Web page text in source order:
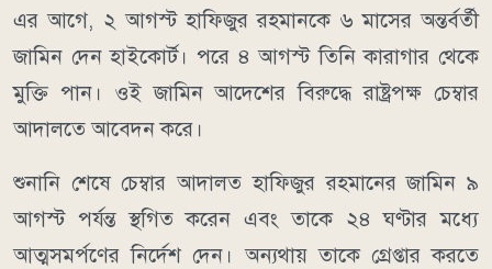
এর আগে, ২ আগস্ট হাফিজুর রহমানকে ৬ মাসের অন্তর্বর্তী
জামিন দেন হাইকোর্ট। পরে ৪ আগস্ট তিনি কারাগার থেকে
মুক্তি পান। ওই জামিন আদেশের বিরুদ্ধে রাষ্ট্রপক্ষ চেম্বার
আদালতে আবেদন করে।
শুনানি শেষে চেম্বার আদালত হাফিজুর রহমানের জামিন ৯
আগস্ট পর্যন্ত স্থগিত করেন এবং তাকে ২৪ ঘণ্টার মধ্যে
আত্মসমর্পণের নির্দেশ দেন। অন্যথায় তাকে গ্রেপ্তার করতে